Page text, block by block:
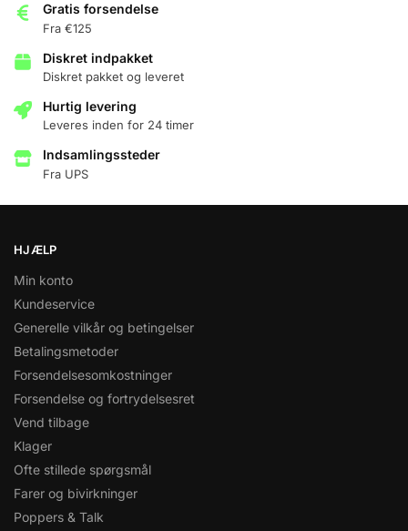
Gratis forsendelse
Fra €125
Diskret indpakket
Diskret pakket og leveret
Hurtig levering
Leveres inden for 24 timer
Indsamlingssteder
Fra UPS
HJÆLP
Min konto
Kundeservice
Generelle vilkår og betingelser
Betalingsmetoder
Forsendelsesomkostninger
Forsendelse og fortrydelsesret
Vend tilbage
Klager
Ofte stillede spørgsmål
Farer og bivirkninger
Poppers & Talk